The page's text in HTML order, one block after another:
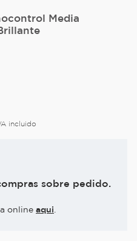
Media
incluido
sobre pedido.
online aqui